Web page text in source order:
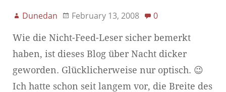
Dunedan February 13, 2008 0
Wie die Nicht-Feed-Leser sicher bemerkt
haben, ist dieses Blog über Nacht dicker
geworden. Glücklicherweise nur optisch. 😉
Ich hatte schon seit langem vor, die Breite des